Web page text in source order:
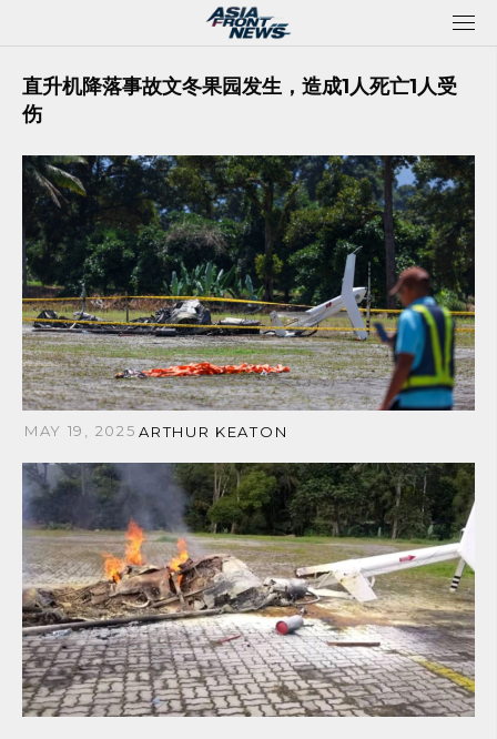
直升机降落事故文冬果园发生，造成1人死亡1人受
伤
MAY 19, 2025 ARTHUR KEATON